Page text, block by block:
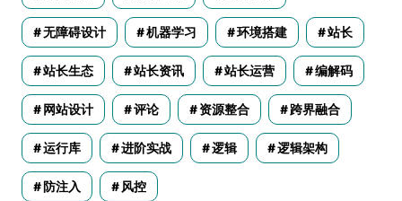
无障碍设计 机器学习 环境搭建 站长
站长生态 站长资讯 站长运营 编解码
网站设计 评论 资源整合 跨界融合
运行库 进阶实战 逻辑 逻辑架构
防注入 风控